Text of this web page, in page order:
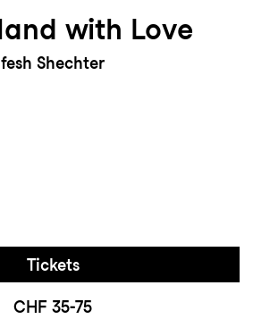
with Love
Shechter
Tickets
CHF 35-75